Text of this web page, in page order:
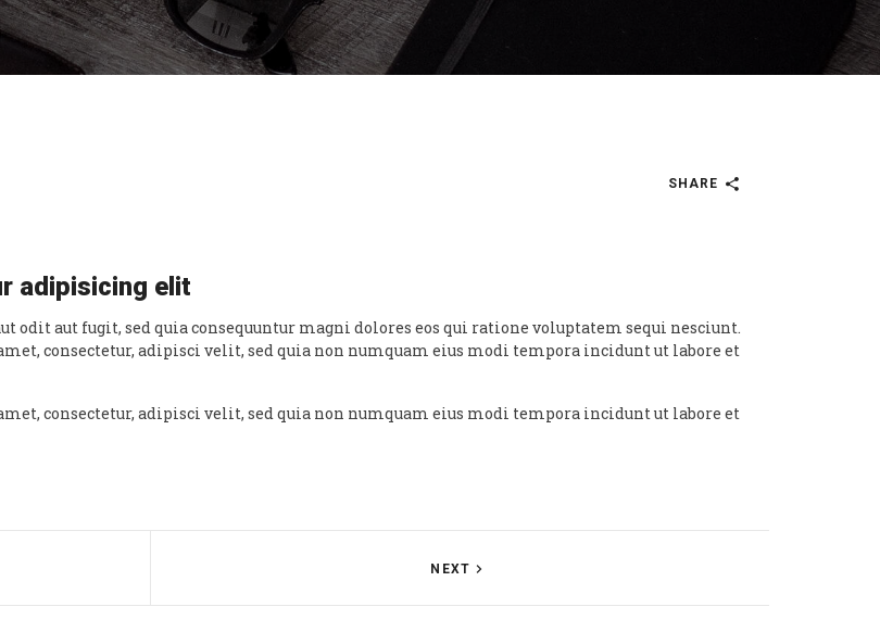
SHARE
adipisicing elit
aut fugit, sed quia consequuntur magni dolores eos qui ratione voluptatem sequi nesciunt.
consectetur, adipisci velit, sed quia non numquam eius modi tempora incidunt ut labore et
consectetur, adipisci velit, sed quia non numquam eius modi tempora incidunt ut labore et
NEXT